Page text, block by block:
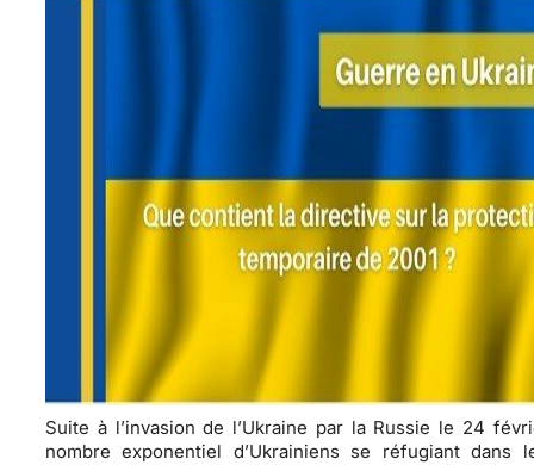
Suite à l’invasion de l’Ukraine par la Russie le 24
nombre exponentiel d’Ukrainiens se réfugiant dans